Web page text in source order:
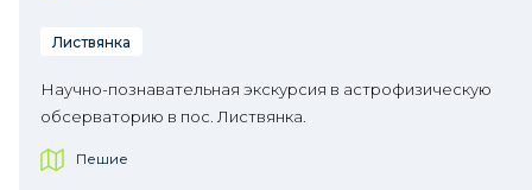
Листвянка
Научно-познавательная экскурсия в астрофизическую
обсерваторию в пос. Листвянка.
Пешие